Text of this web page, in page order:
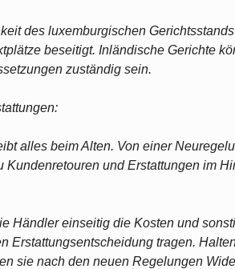
des luxemburgischen
beseitigt. Inländische Gerichte
zuständig sein.
alles beim Alten. Von einer
Kundenretouren und Erstattungen im
Händler einseitig die Kosten und
Erstattungsentscheidung tragen.
sie nach den neuen Regelungen